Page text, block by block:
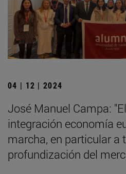
04 | 12 | 2024
José Manuel Campa:
integración economía
marcha, en particular a
profundización del